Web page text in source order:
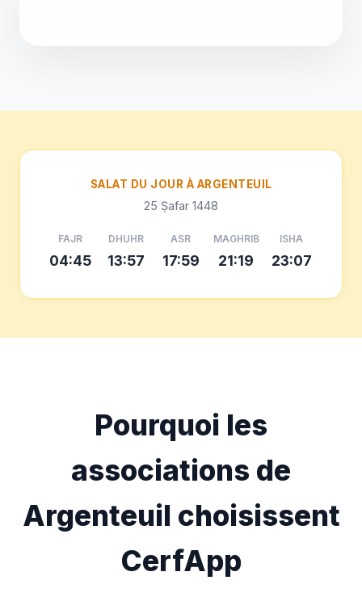
SALAT DU JOUR À ARGENTEUIL
25 Ṣafar 1448
FAJR
04:45
DHUHR
13:57
ASR
17:59
MAGHRIB
21:19
ISHA
23:07
Pourquoi les
associations de
Argenteuil choisissent
CerfApp